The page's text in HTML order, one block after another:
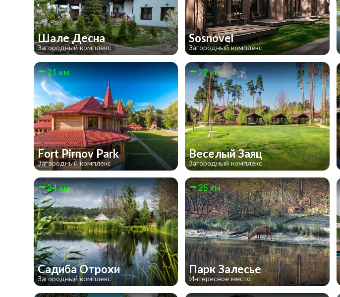
Шале Десна
Загородный комплекс
Sosnovel
Загородный комплекс
21 км
Fort Pirnov Park
Загородный комплекс
22 км
Веселый Заяц
Загородный комплекс
24 км
Садиба Отрохи
Загородный комплекс
25 км
Парк Залесье
Интересное место